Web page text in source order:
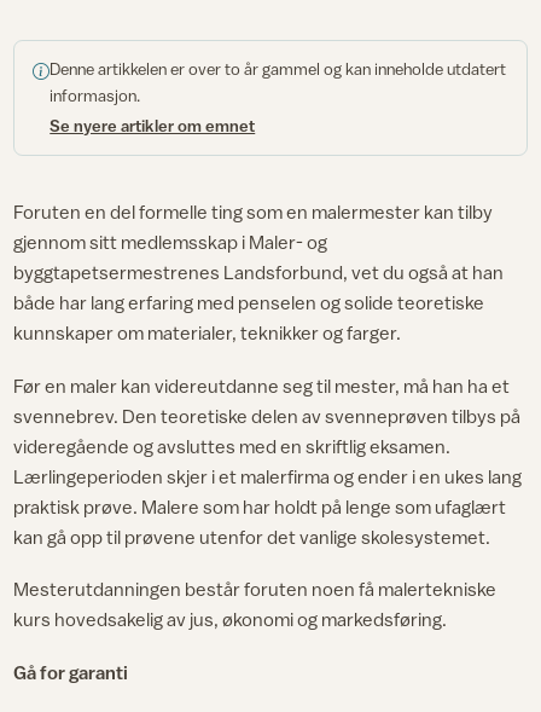
Denne artikkelen er over to år gammel og kan inneholde utdatert
informasjon.
Se nyere artikler om emnet
Foruten en del formelle ting som en malermester kan tilby
gjennom sitt medlemsskap i Maler- og
byggtapetsermestrenes Landsforbund, vet du også at han
både har lang erfaring med penselen og solide teoretiske
kunnskaper om materialer, teknikker og farger.
Før en maler kan videreutdanne seg til mester, må han ha et
svennebrev. Den teoretiske delen av svenneprøven tilbys på
videregående og avsluttes med en skriftlig eksamen.
Lærlingeperioden skjer i et malerfirma og ender i en ukes lang
praktisk prøve. Malere som har holdt på lenge som ufaglært
kan gå opp til prøvene utenfor det vanlige skolesystemet.
Mesterutdanningen består foruten noen få malertekniske
kurs hovedsakelig av jus, økonomi og markedsføring.
Gå for garanti